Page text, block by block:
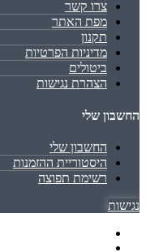
צרו קשר
מפת האתר
תקנון
מדיניות הפרטיות
ביטולים
הצהרת נגישות
החשבון שלי
החשבון שלי
היסטוריית ההזמנות
רשימת תפוצה
נגישות